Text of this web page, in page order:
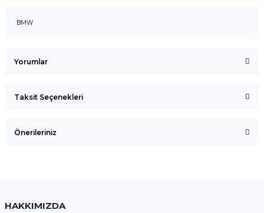
BMW
Yorumlar
Taksit Seçenekleri
Önerileriniz
Görüş ve önerileriniz için teşekkür ederiz.
HAKKIMIZDA